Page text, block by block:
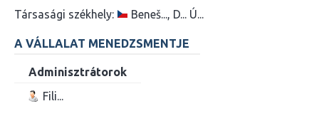
Társasági székhely:
Beneš..., D... Ú...
A VÁLLALAT MENEDZSMENTJE
Adminisztrátorok
Fili...